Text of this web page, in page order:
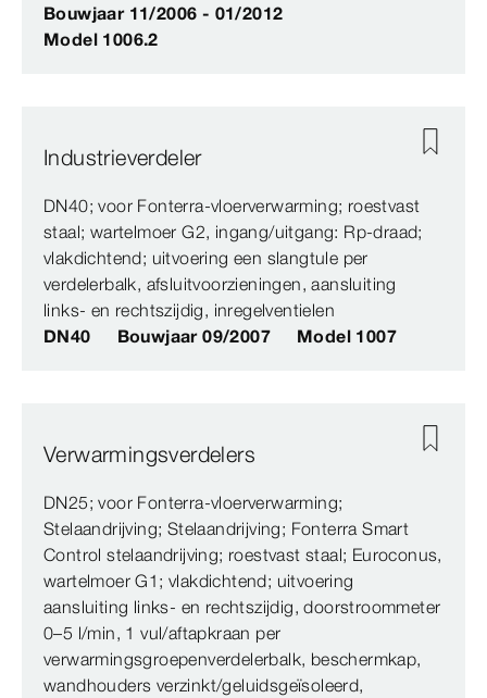
Bouwjaar 11/2006 - 01/2012
Model 1006.2
Industrieverdeler
DN40; voor Fonterra-vloerverwarming; roestvast
staal; wartelmoer G2, ingang/uitgang: Rp-draad;
vlakdichtend; uitvoering een slangtule per
verdelerbalk, afsluitvoorzieningen, aansluiting
links- en rechtszijdig, inregelventielen
DN40
Bouwjaar 09/2007 Model 1007
Verwarmingsverdelers
DN25; voor Fonterra-vloerverwarming;
Stelaandrijving; Stelaandrijving; Fonterra Smart
Control stelaandrijving; roestvast staal; Euroconus,
wartelmoer G1; vlakdichtend; uitvoering
aansluiting links- en rechtszijdig, doorstroommeter
0–5 l/min, 1 vul/aftapkraan per
verwarmingsgroepenverdelerbalk, beschermkap,
wandhouders verzinkt/geluidsgeïsoleerd,